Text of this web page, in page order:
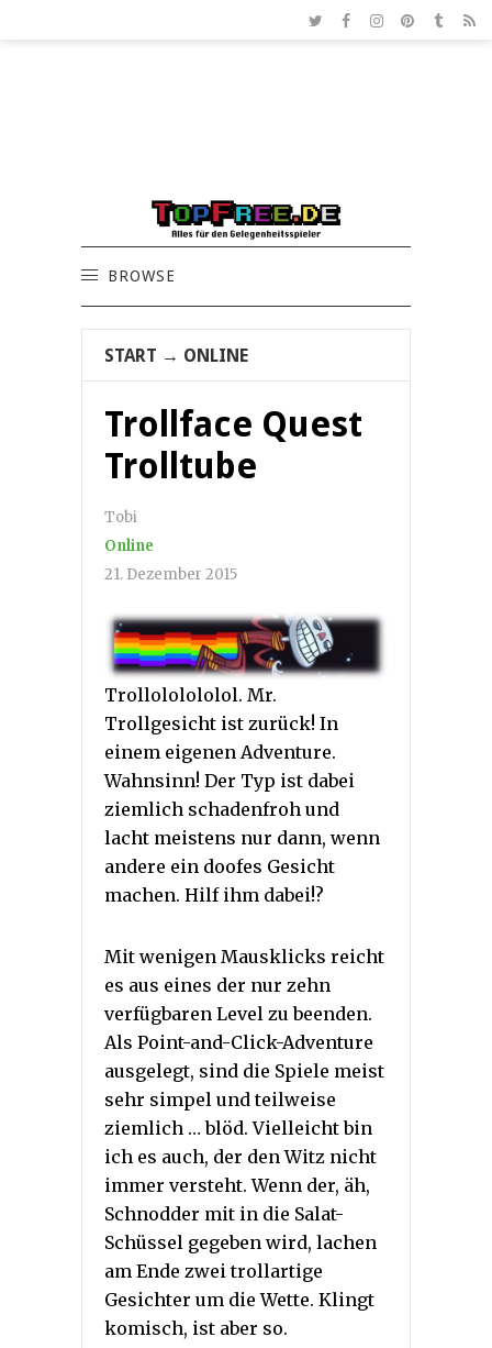
BROWSE
START → ONLINE
Trollface Quest
Trolltube
Tobi
Online
21. Dezember 2015
Trollololololol. Mr.
Trollgesicht ist zurück! In
einem eigenen Adventure.
Wahnsinn! Der Typ ist dabei
ziemlich schadenfroh und
lacht meistens nur dann, wenn
andere ein doofes Gesicht
machen. Hilf ihm dabei!?
Mit wenigen Mausklicks reicht
es aus eines der nur zehn
verfügbaren Level zu beenden.
Als Point-and-Click-Adventure
ausgelegt, sind die Spiele meist
sehr simpel und teilweise
ziemlich … blöd. Vielleicht bin
ich es auch, der den Witz nicht
immer versteht. Wenn der, äh,
Schnodder mit in die Salat-
Schüssel gegeben wird, lachen
am Ende zwei trollartige
Gesichter um die Wette. Klingt
komisch, ist aber so.